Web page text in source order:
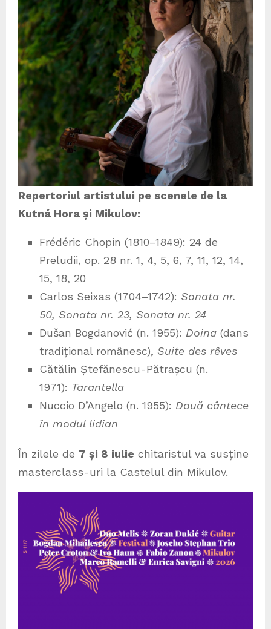
Repertoriul artistului pe scenele de la
Kutná Hora și Mikulov:
Frédéric Chopin (1810–1849): 24 de
Preludii, op. 28 nr. 1, 4, 5, 6, 7, 11, 12, 14,
15, 18, 20
Carlos Seixas (1704–1742): Sonata nr.
50, Sonata nr. 23, Sonata nr. 24
Dušan Bogdanović (n. 1955): Doina (dans
tradițional românesc), Suite des rêves
Cătălin Ștefănescu-Pătrașcu (n.
1971): Tarantella
Nuccio D’Angelo (n. 1955): Două cântece
în modul lidian
În zilele de 7 și 8 iulie chitaristul va susține
masterclass-uri la Castelul din Mikulov.